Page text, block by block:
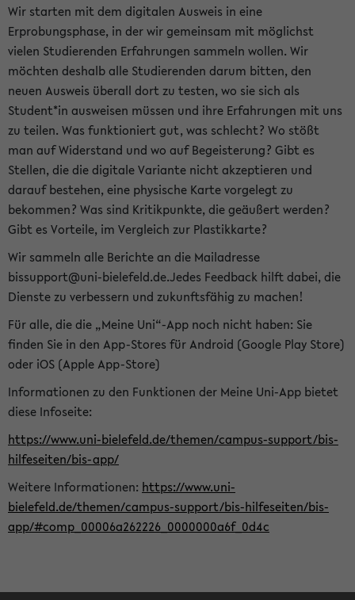
Wir starten mit dem digitalen Ausweis in eine
Erprobungsphase, in der wir gemeinsam mit möglichst
vielen Studierenden Erfahrungen sammeln wollen. Wir
möchten deshalb alle Studierenden darum bitten, den
neuen Ausweis überall dort zu testen, wo sie sich als
Student*in ausweisen müssen und ihre Erfahrungen mit uns
zu teilen. Was funktioniert gut, was schlecht? Wo stößt
man auf Widerstand und wo auf Begeisterung? Gibt es
Stellen, die die digitale Variante nicht akzeptieren und
darauf bestehen, eine physische Karte vorgelegt zu
bekommen? Was sind Kritikpunkte, die geäußert werden?
Gibt es Vorteile, im Vergleich zur Plastikkarte?
Wir sammeln alle Berichte an die Mailadresse
bissupport@uni-bielefeld.de.Jedes Feedback hilft dabei, die
Dienste zu verbessern und zukunftsfähig zu machen!
Für alle, die die „Meine Uni“-App noch nicht haben: Sie
finden Sie in den App-Stores für Android (Google Play Store)
oder iOS (Apple App-Store)
Informationen zu den Funktionen der Meine Uni-App bietet
diese Infoseite:
https://www.uni-bielefeld.de/themen/campus-support/bis-
hilfeseiten/bis-app/
Weitere Informationen: https://www.uni-
bielefeld.de/themen/campus-support/bis-hilfeseiten/bis-
app/#comp_00006a262226_0000000a6f_0d4c